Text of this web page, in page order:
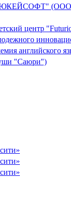
"ЮКЕЙСОФТ"
центр
английского
"Саюри")